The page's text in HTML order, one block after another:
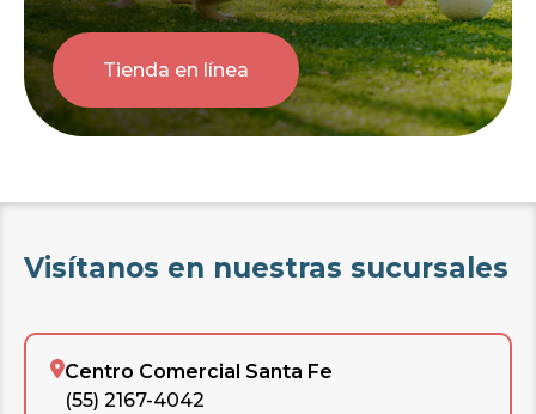
Tienda en línea
Visítanos en nuestras sucursales
Centro Comercial Santa Fe
(55) 2167-4042